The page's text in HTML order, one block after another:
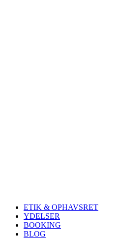
ETIK & OPHAVSRET
YDELSER
BOOKING
BLOG